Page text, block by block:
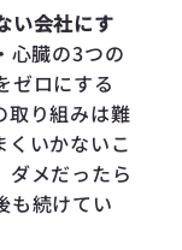
い会社にす
心臓の3つの
ゼロにする
取り組みは難
くいかないこ
ダメだったら
も続けてい